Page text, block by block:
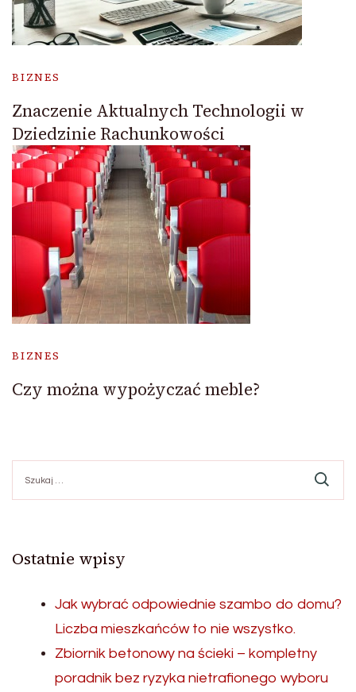
BIZNES
Znaczenie Aktualnych Technologii w
Dziedzinie Rachunkowości
BIZNES
Czy można wypożyczać meble?
Ostatnie wpisy
Jak wybrać odpowiednie szambo do domu?
Liczba mieszkańców to nie wszystko.
Zbiornik betonowy na ścieki – kompletny
poradnik bez ryzyka nietrafionego wyboru